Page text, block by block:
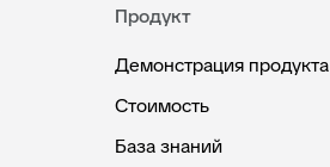
Продукт
Демонстрация продукта
Стоимость
База знаний